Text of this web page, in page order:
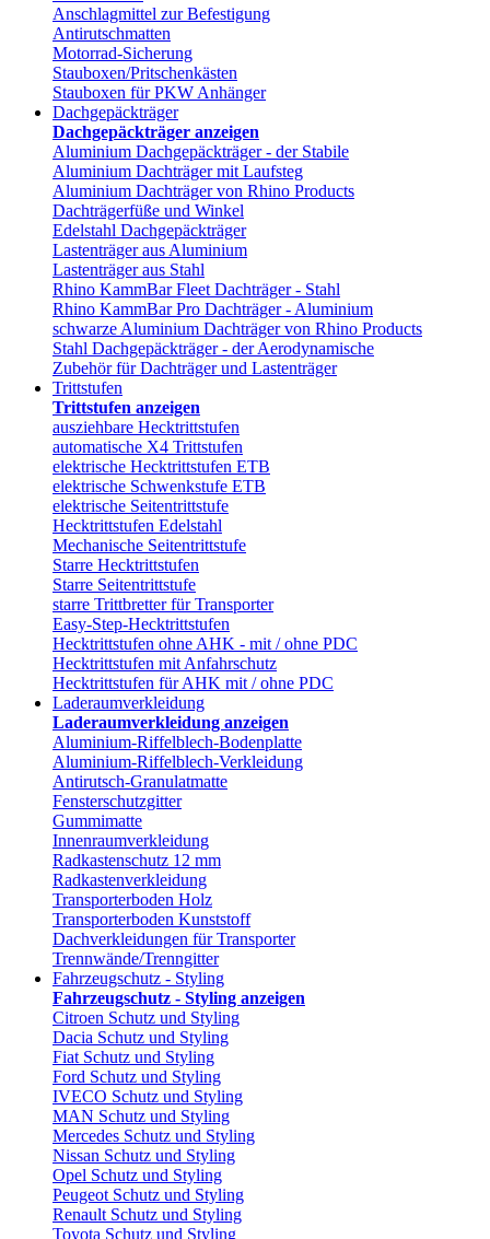
Anschlagmittel zur Befestigung
Antirutschmatten
Motorrad-Sicherung
Stauboxen/Pritschenkästen
Stauboxen für PKW Anhänger
Dachgepäckträger
Dachgepäckträger anzeigen
Aluminium Dachgepäckträger - der Stabile
Aluminium Dachträger mit Laufsteg
Aluminium Dachträger von Rhino Products
Dachträgerfüße und Winkel
Edelstahl Dachgepäckträger
Lastenträger aus Aluminium
Lastenträger aus Stahl
Rhino KammBar Fleet Dachträger - Stahl
Rhino KammBar Pro Dachträger - Aluminium
schwarze Aluminium Dachträger von Rhino Products
Stahl Dachgepäckträger - der Aerodynamische
Zubehör für Dachträger und Lastenträger
Trittstufen
Trittstufen anzeigen
ausziehbare Hecktrittstufen
automatische X4 Trittstufen
elektrische Hecktrittstufen ETB
elektrische Schwenkstufe ETB
elektrische Seitentrittstufe
Hecktrittstufen Edelstahl
Mechanische Seitentrittstufe
Starre Hecktrittstufen
Starre Seitentrittstufe
starre Trittbretter für Transporter
Easy-Step-Hecktrittstufen
Hecktrittstufen ohne AHK - mit / ohne PDC
Hecktrittstufen mit Anfahrschutz
Hecktrittstufen für AHK mit / ohne PDC
Laderaumverkleidung
Laderaumverkleidung anzeigen
Aluminium-Riffelblech-Bodenplatte
Aluminium-Riffelblech-Verkleidung
Antirutsch-Granulatmatte
Fensterschutzgitter
Gummimatte
Innenraumverkleidung
Radkastenschutz 12 mm
Radkastenverkleidung
Transporterboden Holz
Transporterboden Kunststoff
Dachverkleidungen für Transporter
Trennwände/Trenngitter
Fahrzeugschutz - Styling
Fahrzeugschutz - Styling anzeigen
Citroen Schutz und Styling
Dacia Schutz und Styling
Fiat Schutz und Styling
Ford Schutz und Styling
IVECO Schutz und Styling
MAN Schutz und Styling
Mercedes Schutz und Styling
Nissan Schutz und Styling
Opel Schutz und Styling
Peugeot Schutz und Styling
Renault Schutz und Styling
Toyota Schutz und Styling